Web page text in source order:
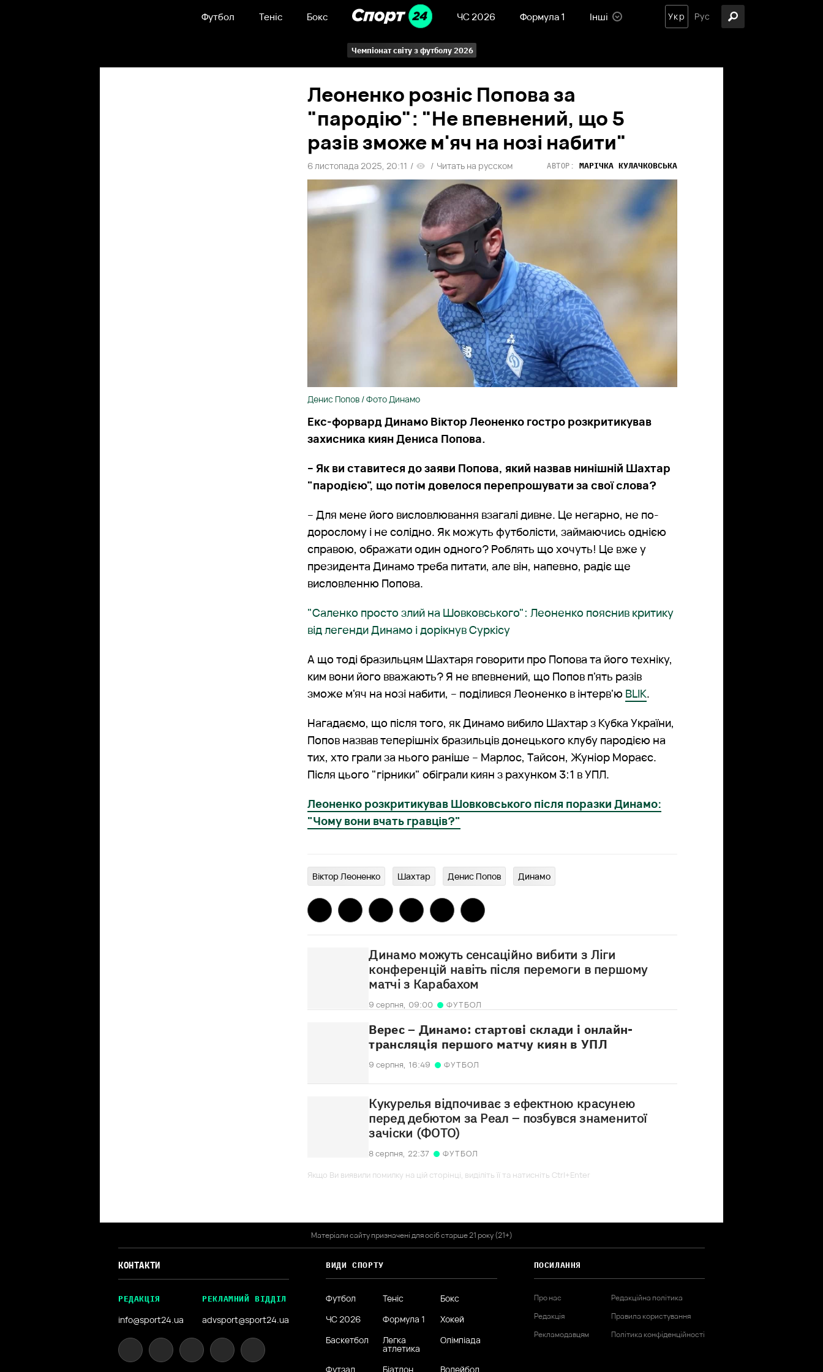
Футбол Теніс Бокс ЧС 2026 Формула 1 Інші Укр Рус
Чемпіонат світу з футболу 2026
Леоненко розніс Попова за
"пародію": "Не впевнений, що 5
разів зможе м'яч на нозі набити"
6 листопада 2025, 20:11 / / Читать на русском АВТОР: МАРІЧКА КУЛАЧКОВСЬКА
Денис Попов / Фото Динамо
Екс-форвард Динамо Віктор Леоненко гостро розкритикував
захисника киян Дениса Попова.
– Як ви ставитеся до заяви Попова, який назвав нинішній Шахтар
"пародією", що потім довелося перепрошувати за свої слова?
– Для мене його висловлювання взагалі дивне. Це негарно, не по-
дорослому і не солідно. Як можуть футболісти, займаючись однією
справою, ображати один одного? Роблять що хочуть! Це вже у
президента Динамо треба питати, але він, напевно, радіє ще
висловленню Попова.
"Саленко просто злий на Шовковського": Леоненко пояснив критику
від легенди Динамо і дорікнув Суркісу
А що тоді бразильцям Шахтаря говорити про Попова та його техніку,
ким вони його вважають? Я не впевнений, що Попов п'ять разів
зможе м'яч на нозі набити, – поділився Леоненко в інтерв'ю BLIK.
Нагадаємо, що після того, як Динамо вибило Шахтар з Кубка України,
Попов назвав теперішніх бразильців донецького клубу пародією на
тих, хто грали за нього раніше – Марлос, Тайсон, Жуніор Мораєс.
Після цього "гірники" обіграли киян з рахунком 3:1 в УПЛ.
Леоненко розкритикував Шовковського після поразки Динамо:
"Чому вони вчать гравців?"
Віктор Леоненко Шахтар Денис Попов Динамо
Динамо можуть сенсаційно вибити з Ліги
конференцій навіть після перемоги в першому
матчі з Карабахом
9 серпня, 09:00 ФУТБОЛ
Верес – Динамо: стартові склади і онлайн-
трансляція першого матчу киян в УПЛ
9 серпня, 16:49 ФУТБОЛ
Кукурелья відпочиває з ефектною красунею
перед дебютом за Реал – позбувся знаменитої
зачіски (ФОТО)
8 серпня, 22:37
ФУТБОЛ
Якщо Ви виявили помилку на цій сторінці, виділіть її та натисніть Ctrl+Enter
Матеріали сайту призначені для осіб старше 21 року (21+)
КОНТАКТИ
РЕДАКЦІЯ
info@sport24.ua
РЕКЛАМНИЙ ВІДДІЛ
advsport@sport24.ua
ВИДИ СПОРТУ
Футбол Теніс
Бокс
ЧС 2026
Формула 1
Хокей
Баскетбол
Легка
атлетика
Олімпіада
Футзал Біатлон Волейбол
ПОСИЛАННЯ
Про нас
Редакція
Рекламодавцям
Редакційна політика
Правила користування
Політика конфіденційності